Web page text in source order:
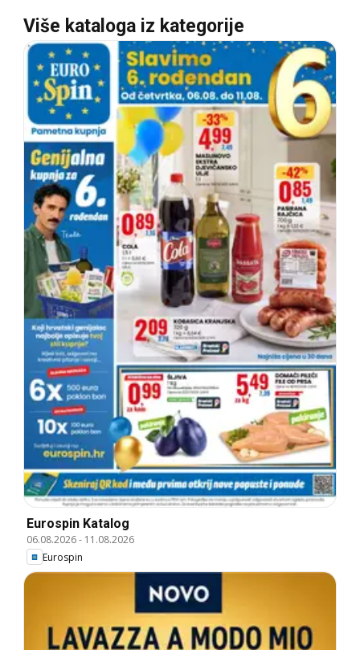
Više kataloga iz kategorije
Eurospin Katalog
06.08.2026- 11.08.2026
Eurospin